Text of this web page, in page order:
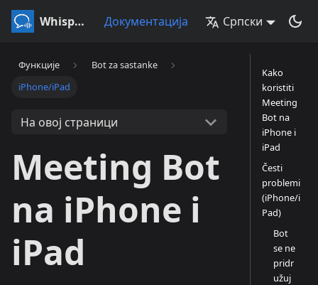
Whisperr Документација Српски
Функције
Bot za sastanke
iPhone/iPad
На овој страници
Meeting Bot
na iPhone i
iPad
Kako
koristiti
Meeting
Bot na
iPhone i
iPad
Česti
problemi
(iPhone/i
Pad)
Bot
se ne
pridr
užuj